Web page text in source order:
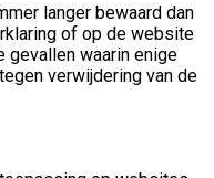
langer bewaard dan
of op de website
gevallen waarin enige
verwijdering van de